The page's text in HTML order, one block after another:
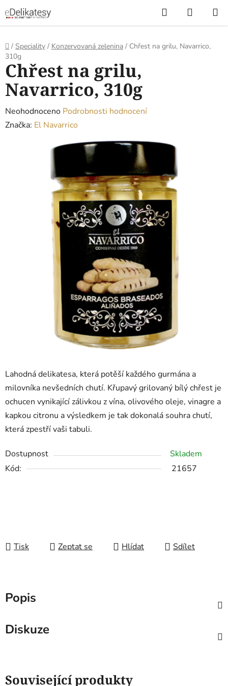
na
obsah
Hledat
KOŠÍK
Domů
/ Speciality / Konzervovaná zelenina / Chřest na grilu, Navarrico,
310g
Lahodná delikatesa, která potěší každého gurmána a
milovníka nevšedních chutí. Křupavý grilovaný bílý chřest je
ochucen vynikající zálivkou z vína, olivového oleje, vinagre a
kapkou citronu a výsledkem je tak dokonalá souhra chutí,
která zpestří vaši tabuli.
Dostupnost
Skladem
Kód:
21657
Tisk Zeptat se Hlídat Sdílet
Chřest na grilu,
Navarrico, 310g
Průměrné
hodnocení
Neohodnoceno Podrobnosti hodnocení
Značka: El Navarrico
Popis
Diskuze
Související produkty